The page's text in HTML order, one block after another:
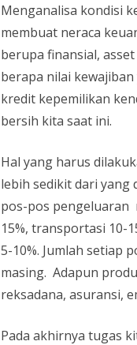
Menganalisa kondisi
membuat neraca
berupa finansial,
berapa nilai
kredit kepemilikan
bersih kita saat ini.
Hal yang harus
lebih sedikit dari yang
pos-pos pengeluaran
15%, transportasi 10-
5-10%. Jumlah setiap
masing. Adapun
reksadana, asuransi,
Pada akhirnya tugas